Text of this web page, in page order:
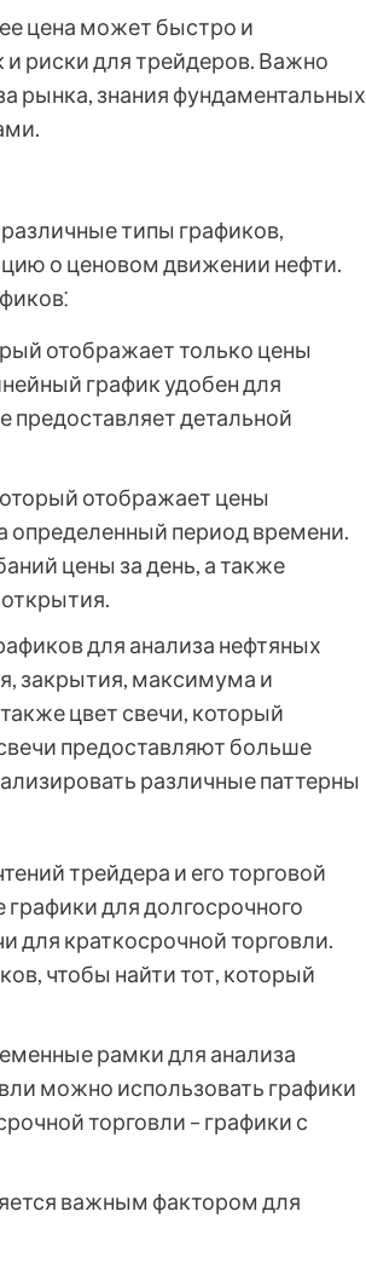
цена может быстро и
и риски для трейдеров. Важно
рынка, знания фундаментальных
типы графиков,
о ценовом движении нефти.
отображает только цены
график удобен для
предоставляет детальной
отображает цены
период времени.
цены за день, а также
для анализа нефтяных
закрытия, максимума и
цвет свечи, который
предоставляют больше
различные паттерны
трейдера и его торговой
для долгосрочного
для краткосрочной торговли.
чтобы найти тот, который
рамки для анализа
можно использовать графики
торговли – графики с
важным фактором для